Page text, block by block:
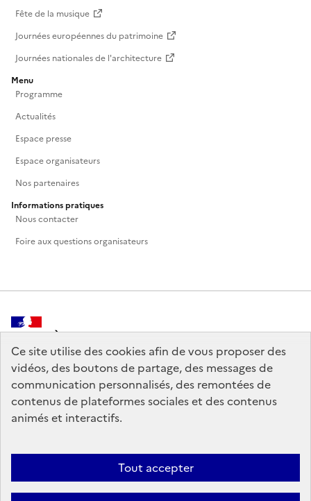
Ce site utilise des cookies afin de vous proposer des
vidéos, des boutons de partage, des messages de
communication personnalisés, des remontées de
contenus de plateformes sociales et des contenus
animés et interactifs.
Tout accepter
Fête de la musique
Journées européennes du patrimoine
Journées nationales de l'architecture
Menu
Programme
Actualités
Espace presse
Espace organisateurs
Nos partenaires
Informations pratiques
Nous contacter
Foire aux questions organisateurs
MINISTÈRE
DE LA CULTURE
legifrance.gouv.fr
service-public.gouv.fr
data.gouv.fr